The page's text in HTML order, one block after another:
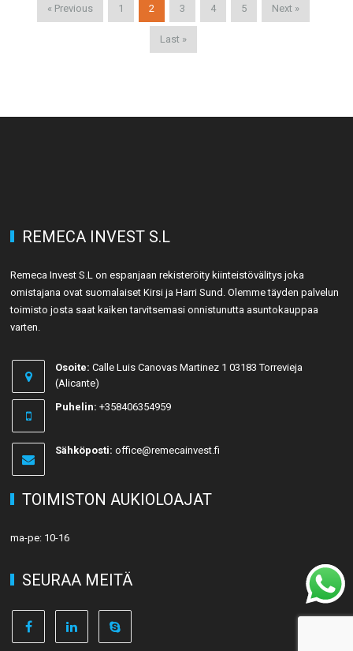
« Previous 1 2 3 4 5 Next »
Last »
REMECA INVEST S.L
Remeca Invest S.L on espanjaan rekisteröity kiinteistövälitys joka
omistajana ovat suomalaiset Kirsi ja Harri Sund. Olemme täyden palvelun
toimisto josta saat kaiken tarvitsemasi onnistunutta asuntokauppaa
varten.
Osoite: Calle Luis Canovas Martinez 1 03183 Torrevieja
(Alicante)
Puhelin: +358406354959
Sähköposti: office@remecainvest.fi
TOIMISTON AUKIOLOAJAT
ma-pe: 10-16
SEURAA MEITÄ